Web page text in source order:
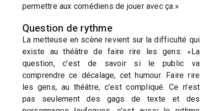
permettre aux comédiens de jouer avec ça.»
Question de rythme
La metteuse en scène revient sur la difficulté qui
existe au théâtre de faire rire les gens: «La
question, c’est de savoir si le public va
comprendre ce décalage, cet humour. Faire rire
les gens, au théâtre, c’est compliqué. Ce n’est
pas seulement des gags de texte et des